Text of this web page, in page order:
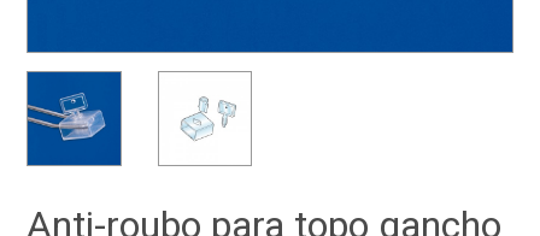
Anti-roubo para topo gancho